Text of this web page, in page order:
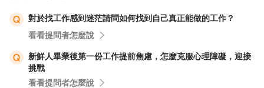
就浪費這段經歷了。
8 祝福您30歲是人生中的轉折點，雖然困惑和迷茫是正常
的，但請相信自己的能力和潛力。
對於找工作感到迷茫請問如何找到自己真正能做的工作？
看看提問者怎麼說
新鮮人畢業後第一份工作提前焦慮，怎麼克服心理障礙，迎接
挑戰
看看提問者怎麼說